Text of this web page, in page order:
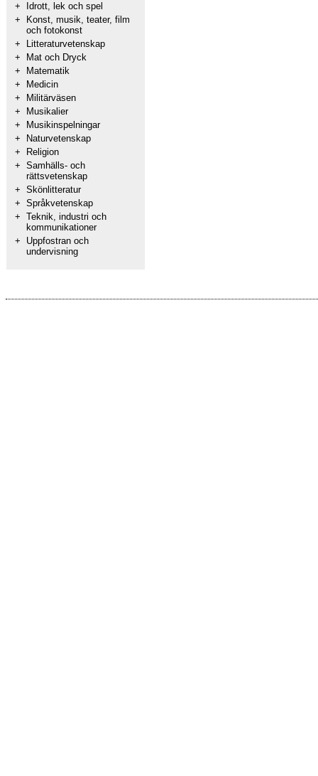
+
Idrott, lek och spel
+
Konst, musik, teater, film
och fotokonst
+
Litteraturvetenskap
+
Mat och Dryck
+
Matematik
+
Medicin
+
Militärväsen
+
Musikalier
+
Musikinspelningar
+
Naturvetenskap
+
Religion
+ Samhälls- och
rättsvetenskap
+ Skönlitteratur
+ Språkvetenskap
+ Teknik, industri och
kommunikationer
+
Uppfostran och
undervisning